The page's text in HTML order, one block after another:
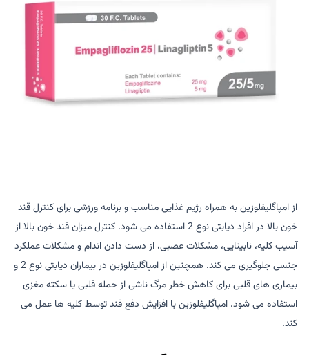
از امپاگلیفلوزین به همراه رژیم غذایی مناسب و برنامه ورزشی برای کنترل قند
خون بالا در افراد دیابتی نوع 2 استفاده می شود. کنترل میزان قند خون بالا از
آسیب کلیه، نابینایی، مشکلات عصبی، از دست دادن اندام و مشکلات عملکرد
جنسی جلوگیری می کند. همچنین از امپاگلیفلوزین در بیماران دیابتی نوع 2 و
بیماری های قلبی برای کاهش خطر مرگ ناشی از حمله قلبی یا سکته مغزی
استفاده می شود. امپاگلیفلوزین با افزایش دفع قند توسط کلیه ها عمل می
کند.